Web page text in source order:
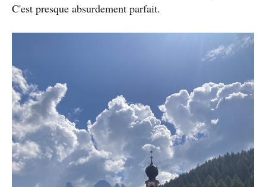
C'est presque absurdement parfait.